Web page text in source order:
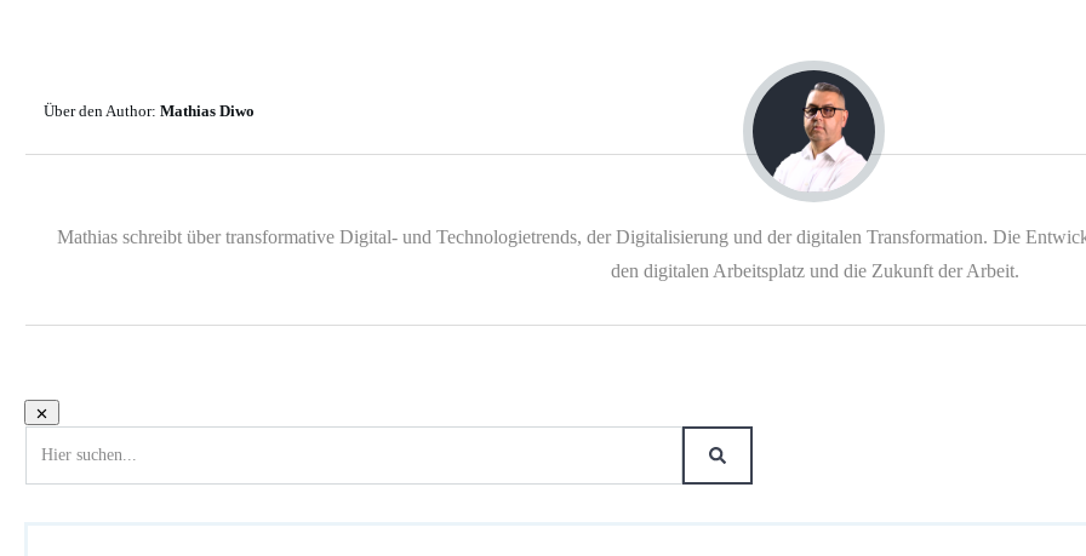
Über den Author: Mathias Diwo
Mathias schreibt über transformative Digital- und Technologietrends, der Digitalisierung und der digitalen Transformation. Die
den digitalen Arbeitsplatz und die Zukunft der Arbeit.